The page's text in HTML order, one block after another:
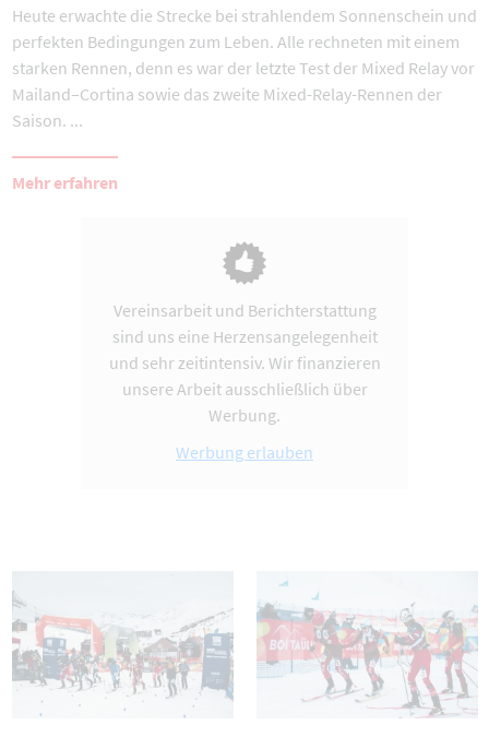
Heute erwachte die Strecke bei strahlendem Sonnenschein und
perfekten Bedingungen zum Leben. Alle rechneten mit einem
starken Rennen, denn es war der letzte Test der Mixed Relay vor
Mailand–Cortina sowie das zweite Mixed-Relay-Rennen der
Saison. ...
Mehr erfahren
Vereinsarbeit und Berichterstattung
sind uns eine Herzensangelegenheit
und sehr zeitintensiv. Wir finanzieren
unsere Arbeit ausschließlich über
Werbung.
Werbung erlauben